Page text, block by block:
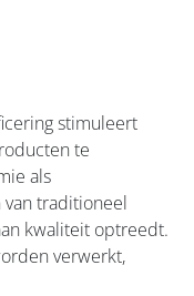
stimuleert
te
als
van traditioneel
kwaliteit optreedt.
verwerkt,